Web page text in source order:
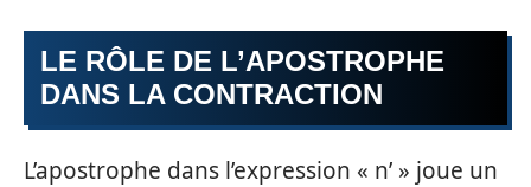
LE RÔLE DE L’APOSTROPHE
DANS LA CONTRACTION
L’apostrophe dans l’expression « n’ » joue un